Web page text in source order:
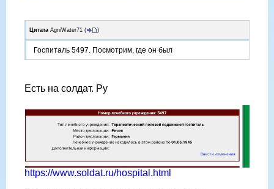
Цитата AgniWater71 ( )
Госпиталь 5497. Посмотрим, где он был
Есть на солдат. Ру
https://www.soldat.ru/hospital.html